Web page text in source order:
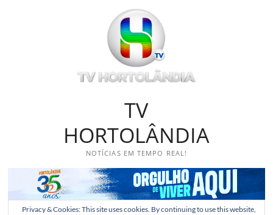
TV
HORTOLÂNDIA
NOTÍCIAS EM TEMPO REAL!
Privacy & Cookies: This site uses cookies. By continuing to use this website,